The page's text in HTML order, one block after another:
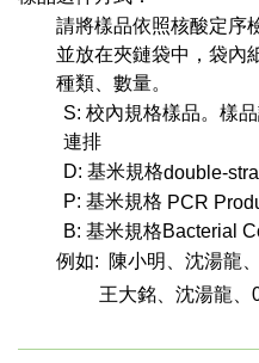
請將樣品依照核酸定序
並放在夾鏈袋中，袋內
種類、數量。
S: 校內規格樣品。 樣
連排
D: 基米規格double-
P: 基米規格 PCR
B: 基米規格Bacterial
例如: 陳小明、沈湯龍、
王大銘、沈湯龍、